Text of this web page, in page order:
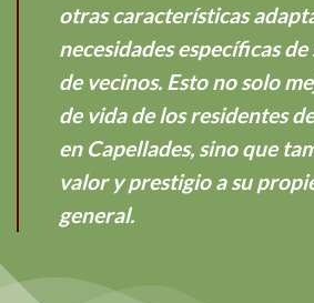
otras características
necesidades específicas
de vecinos. Esto no solo
de vida de los residentes
en Capellades, sino que
valor y prestigio a su
general.